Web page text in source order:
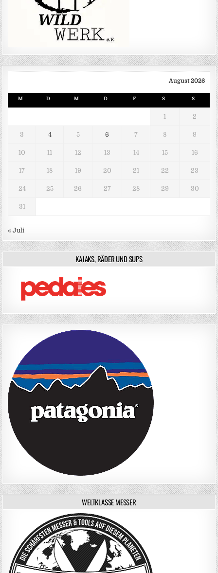
August 2026
M D M D F S S
1 2
3 4 5 6 7 8 9
10 11 12 13 14 15 16
17 18 19 20 21 22 23
24 25 26 27 28 29 30
31
« Juli
KAJAKS, RÄDER UND SUPS
WELTKLASSE MESSER